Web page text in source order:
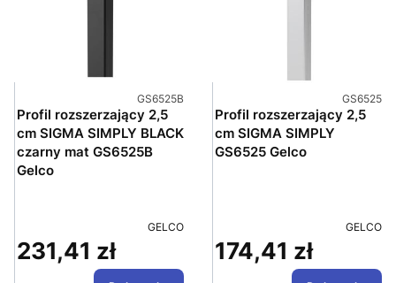
Kod produktu
GS6525B
Profil rozszerzający 2,5
cm SIGMA SIMPLY BLACK
czarny mat GS6525B
Gelco
PRODUCENT
GELCO
Cena
231,41 zł
Kod
GS6525
Profil rozszerzający 2,5
cm SIGMA SIMPLY
GS6525 Gelco
GELCO
Cena
174,41 zł